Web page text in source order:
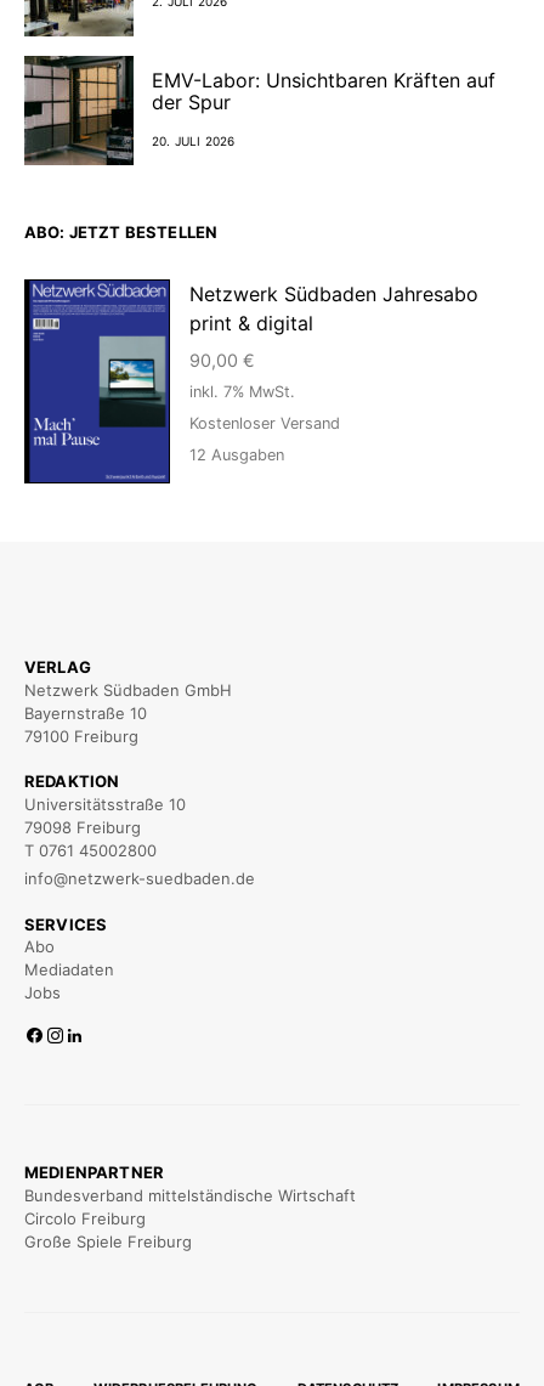
EMV-Labor: Unsichtbaren Kräften auf
der Spur
20. JULI 2026
ABO: JETZT BESTELLEN
Netzwerk Südbaden Jahresabo
print & digital
90,00 €
inkl. 7% MwSt.
Kostenloser Versand
12 Ausgaben
VERLAG
Netzwerk Südbaden GmbH
Bayernstraße 10
79100 Freiburg
REDAKTION
Universitätsstraße 10
79098 Freiburg
T 0761 45002800
info@netzwerk-suedbaden.de
SERVICES
Abo
Mediadaten
Jobs
MEDIENPARTNER
Bundesverband mittelständische Wirtschaft
Circolo Freiburg
Große Spiele Freiburg